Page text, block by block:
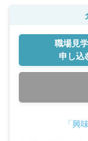
職場見
申し込
「興